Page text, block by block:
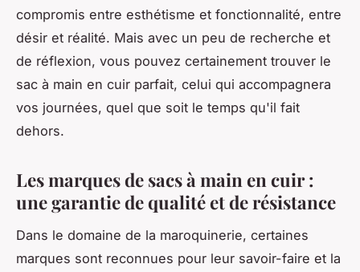
compromis entre esthétisme et fonctionnalité, entre
désir et réalité. Mais avec un peu de recherche et
de réflexion, vous pouvez certainement trouver le
sac à main en cuir parfait, celui qui accompagnera
vos journées, quel que soit le temps qu'il fait
dehors.
Les marques de sacs à main en cuir :
une garantie de qualité et de résistance
Dans le domaine de la maroquinerie, certaines
marques sont reconnues pour leur savoir-faire et la